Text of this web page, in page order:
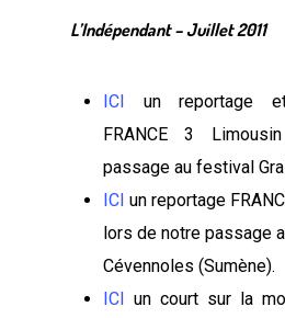
L’Indépendant – Juillet 2011
ICI un reportage
FRANCE 3
passage au festival
ICI un reportage
lors de notre passage
Cévennoles (Sumène).
ICI un court sur la